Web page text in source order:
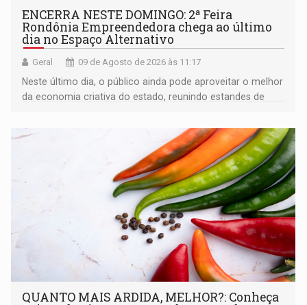
ENCERRA NESTE DOMINGO: 2ª Feira
Rondônia Empreendedora chega ao último
dia no Espaço Alternativo
Geral 09 de Agosto de 2026 às 11:17
Neste último dia, o público ainda pode aproveitar o melhor
da economia criativa do estado, reunindo estandes de
QUANTO MAIS ARDIDA, MELHOR?: Conheça